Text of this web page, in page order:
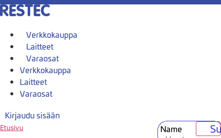
Verkkokauppa
Laitteet
Varaosat
Verkkokauppa
Laitteet
Varaosat
Kirjaudu sisään
Name
Etusivu